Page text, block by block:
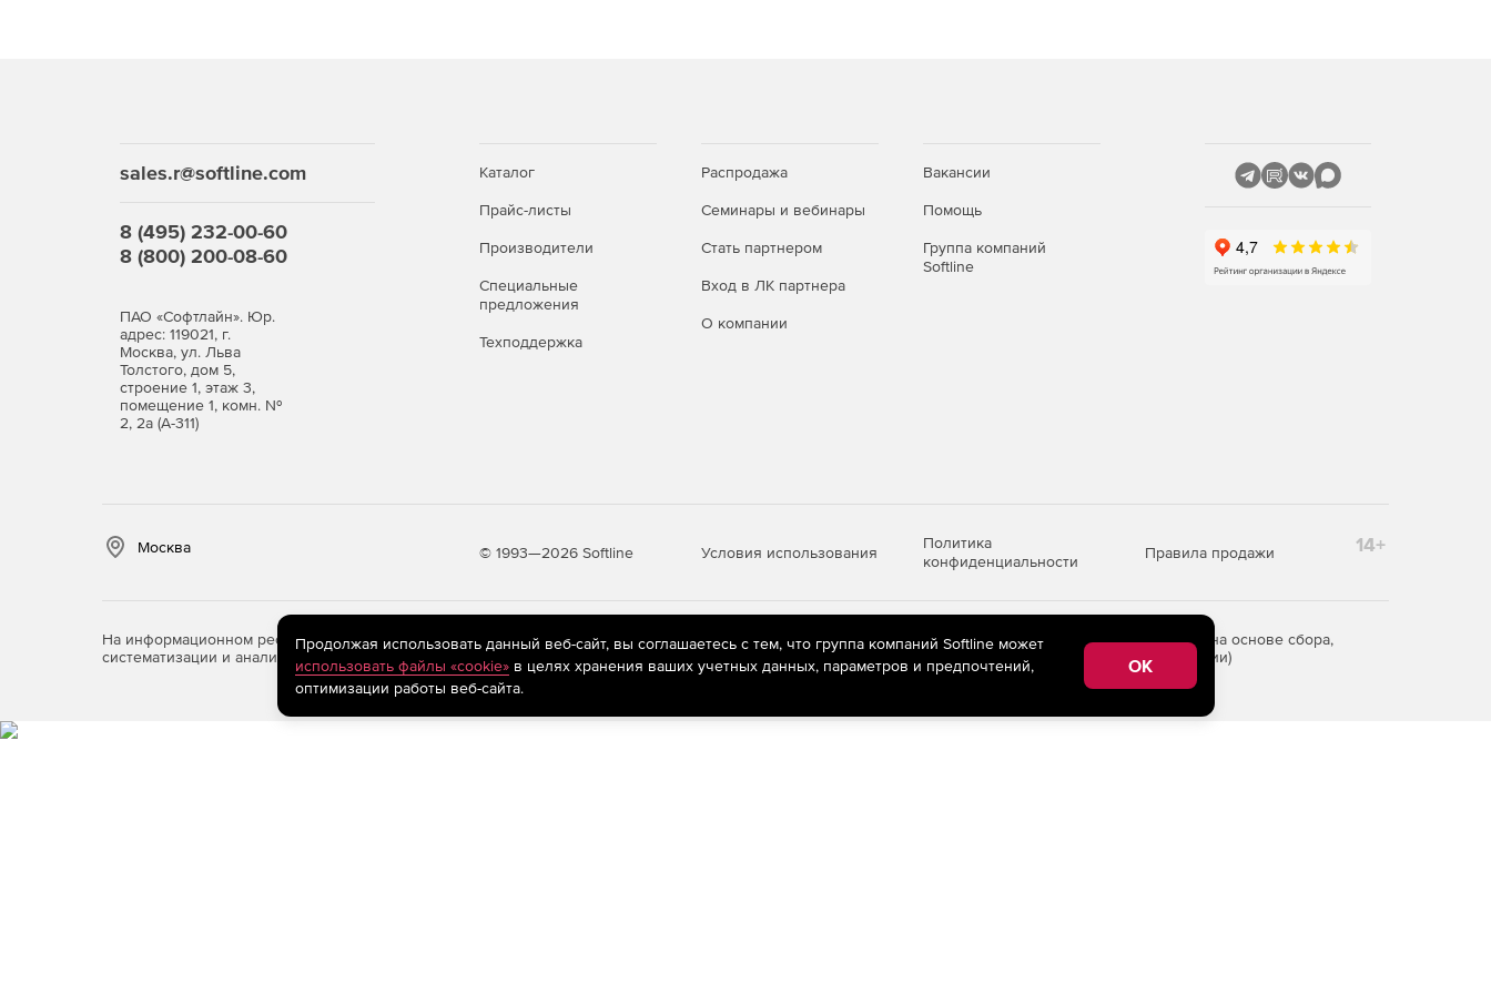
sales.r@softline.com
8 (495) 232-00-60
8 (800) 200-08-60
ПАО «Софтлайн». Юр.
адрес: 119021, г.
Москва, ул. Льва
Толстого, дом 5,
строение 1, этаж 3,
помещение 1, комн. №
2, 2а (А-311)
Каталог
Прайс-листы
Производители
Специальные
предложения
Техподдержка
Распродажа
Семинары и вебинары
Стать партнером
Вход в ЛК партнера
О компании
Вакансии
Помощь
Группа компаний
Softline
Москва © 1993—2026 Softline Условия использования
Политика
конфиденциальности
Правила продажи 14+
На информационном ресурсе store.softline.ru применяютсярекомендательные технологии(информационные технологии предоставления информации на основе сбора,
систематизации и анализа сведений, относящихся к предпочтениям пользователей сети «Интернет», находящихся на территории Российской Федерации)
Продолжая использовать данный веб-сайт, вы соглашаетесь с тем, что группа компаний Softline может
использовать файлы «cookie»в целях хранения ваших учетных данных, параметров и предпочтений,
оптимизации работы веб-сайта.
OK